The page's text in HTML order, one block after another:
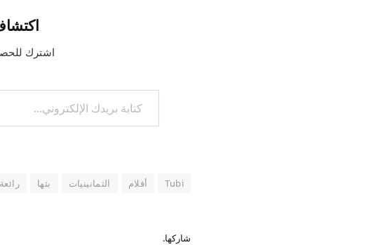
اكتشاف
اشترك
كتابة بريدك الإلكتروني...
Tubi أفلام الثمانينيات بثها رائعة
شاركها.